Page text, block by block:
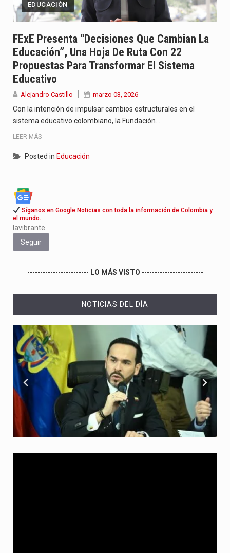
Una jornada escolar terminó en tragedia este viernes 7 de…
Luis Díaz cerró con buenas sensaciones su presentación en la…
EDUCACIÓN
FExE Presenta “Decisiones Que Cambian La
Educación”, Una Hoja De Ruta Con 22
Propuestas Para Transformar El Sistema
Educativo
Alejandro Castillo marzo 03, 2026
Con la intención de impulsar cambios estructurales en el
sistema educativo colombiano, la Fundación…
LEER MÁS
Posted in Educación
Síganos en Google Noticias con toda la información de Colombia y
el mundo.
lavibrante
Seguir
------------------------ LO MÁS VISTO ------------------------
NOTICIAS DEL DÍA